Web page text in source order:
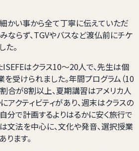
かい事から全て丁寧に伝えていただ
ならず、TGVやバスなど渡仏前にチケ
た。
はクラス10〜20人で、先生は個
受けられました。年間プログラム（10
合が8割以上、夏期講習はアメリカ人
アクティビティがあり、週末はクラスの
分で計画するよりはるかに安く旅行で
文法を中心に、文化や発音、選択授業
ります。